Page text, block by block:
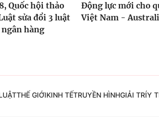
Quốc hội thảo
sửa đổi 3 luật
hàng
Động lực mới cho
Việt Nam -
THẾ GIỚIKINH TẾTRUYỀN HÌNHGIẢI TRÍY